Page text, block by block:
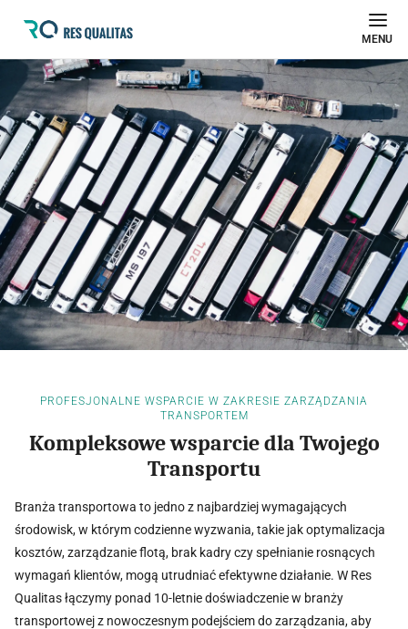
MENU
PROFESJONALNE WSPARCIE W ZAKRESIE ZARZĄDZANIA
TRANSPORTEM
Kompleksowe wsparcie dla Twojego
Transportu
Branża transportowa to jedno z najbardziej wymagających
środowisk, w którym codzienne wyzwania, takie jak optymalizacja
kosztów, zarządzanie flotą, brak kadry czy spełnianie rosnących
wymagań klientów, mogą utrudniać efektywne działanie. W Res
Qualitas łączymy ponad 10-letnie doświadczenie w branży
transportowej z nowoczesnym podejściem do zarządzania, aby